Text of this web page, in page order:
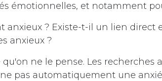
émotionnelles, et notamment
anxieux ? Existe-t-il un lien direct
anxieux ?
ne le pense. Les recherches
pas automatiquement une